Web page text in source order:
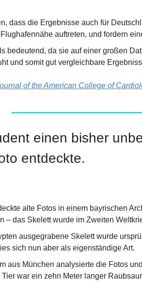
dass die Ergebnisse auch für
auftreten, und fordern
bedeutend, da sie auf einer großen
und somit gut vergleichbare
of the American College of
einen bisher
entdeckte.
alte Fotos in einem bayrischen
– das Skelett wurde im Zweiten
ausgegrabene Skelett wurde
sich nun aber als eigenständige Art.
aus München analysierte die Fotos
Tier war ein zehn Meter langer